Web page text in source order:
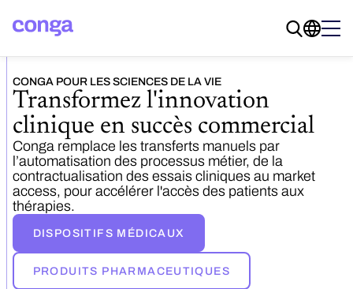
CONGA POUR LES SCIENCES DE LA VIE
Transformez l'innovation
clinique en succès commercial
Conga remplace les transferts manuels par
l’automatisation des processus métier, de la
contractualisation des essais cliniques au market
access, pour accélérer l'accès des patients aux
thérapies.
DISPOSITIFS MÉDICAUX
PRODUITS PHARMACEUTIQUES